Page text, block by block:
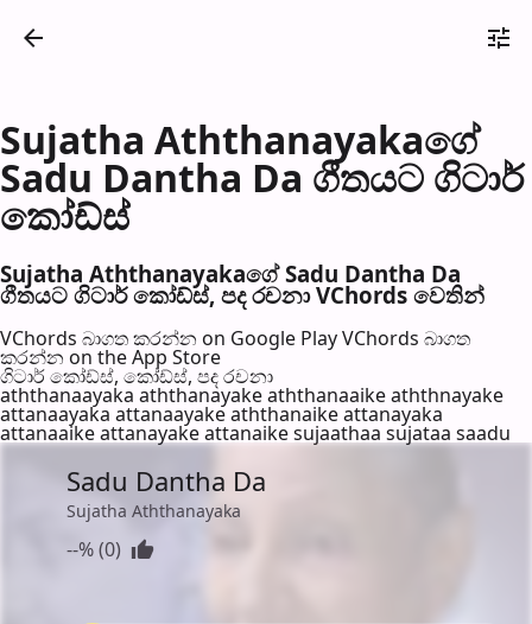
Sujatha Aththanayakaගේ
Sadu Dantha Da ගීතයට ගිටාර්
කෝඩ්ස්
Sujatha Aththanayakaගේ Sadu Dantha Da
ගීතයට ගිටාර් කෝඩ්ස්, පද රච​නා VChords වෙති​න්
VChords බාගත කරන්න on Google PlayVChords බාගත
කරන්න on the App Store
ගිටාර් කෝඩ්ස්, කෝඩ්ස්, පද රච​නා
aththanaayaka aththanayake aththanaaike aththnayake
attanaayaka attanaayake aththanaike attanayaka
attanaaike attanayake attanaike sujaathaa sujataa saadu
Sadu Dantha Da
Sujatha Aththanayaka
--% (0)